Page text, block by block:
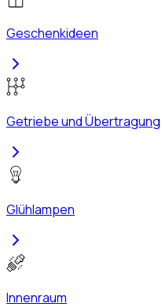
Geschenkideen
Getriebe und Übertragung
Glühlampen
Innenraum